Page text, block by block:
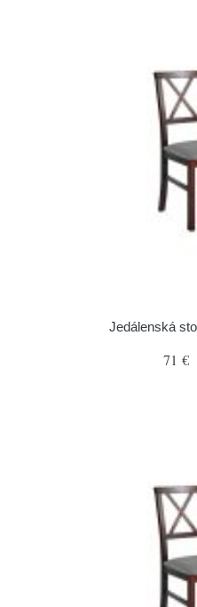
Jedálenská
71 €